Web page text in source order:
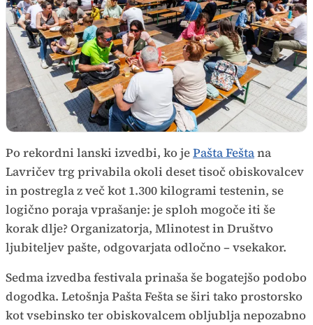
Po rekordni lanski izvedbi, ko jePašta Feštana
Lavričev trg privabila okoli deset tisoč obiskovalcev
in postregla z več kot 1.300 kilogrami testenin, se
logično poraja vprašanje: je sploh mogoče iti še
korak dlje? Organizatorja, Mlinotest in Društvo
ljubiteljev pašte, odgovarjata odločno – vsekakor.
Sedma izvedba festivala prinaša še bogatejšo podobo
dogodka. Letošnja Pašta Fešta se širi tako prostorsko
kot vsebinsko ter obiskovalcem obljublja nepozabno